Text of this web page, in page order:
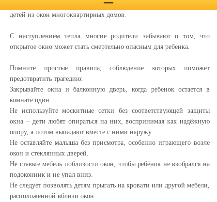
Цель акции - предупреждение и профилактика случаев выпадения
детей из окон многоквартирных домов.
С наступлением тепла многие родители забывают о том, что
открытое окно может стать смертельно опасным для ребенка.
Помните простые правила, соблюдение которых поможет
предотвратить трагедию:
Закрывайте окна и балконную дверь, когда ребенок остается в
комнате один.
Не используйте москитные сетки без соответствующей защиты
окна – дети любят опираться на них, воспринимая как надёжную
опору, а потом выпадают вместе с ними наружу.
Не оставляйте малыша без присмотра, особенно играющего возле
окон и стеклянных дверей.
Не ставьте мебель поблизости окон, чтобы ребёнок не взобрался на
подоконник и не упал вниз.
Не следует позволять детям прыгать на кровати или другой мебели,
расположенной вблизи окон.